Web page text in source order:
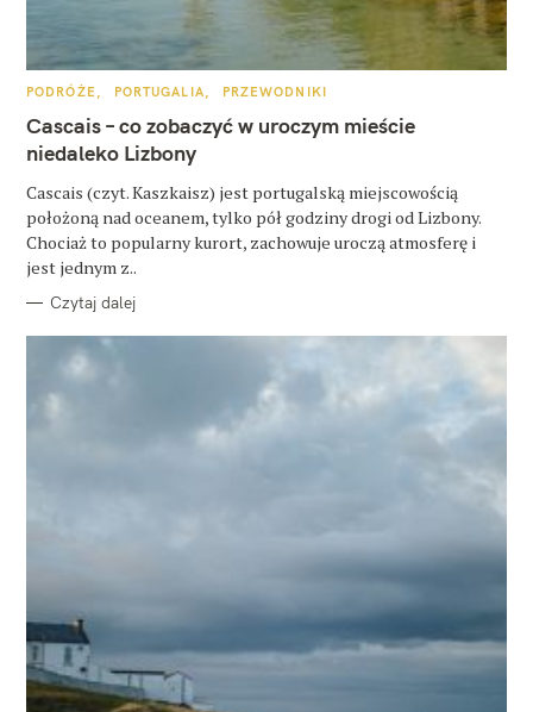
K
T
E
G
O
I
PODRÓŻE PORTUGALIA PRZEWODNIKI
Cascais – co zobaczyć w uroczym mieście
niedaleko Lizbony
Cascais (czyt. Kaszkaisz) jest portugalską miejscowością
położoną nad oceanem, tylko pół godziny drogi od Lizbony.
Chociaż to popularny kurort, zachowuje uroczą atmosferę i
jest jednym z..
Czytaj dalej
u
k
a
j
: